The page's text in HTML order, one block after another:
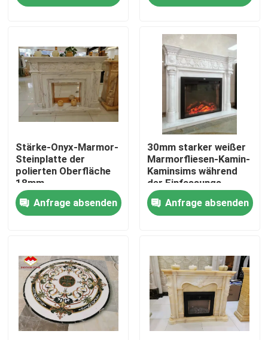
Kontakte
Produkte
Granit-Steinplatten
Granit-Steinfliesen
Geflammter Granit-Stein
Marmorsteinplatte
Marmorsteinfliese
Stärke-Onyx-Marmor-
Steinplatte der
polierten Oberfläche
18mm
Anfrage absenden
30mm starker weißer
Marmorfliesen-Kamin-
Kaminsims während
der Einfassungs-
Inspirationen
Anfrage absenden